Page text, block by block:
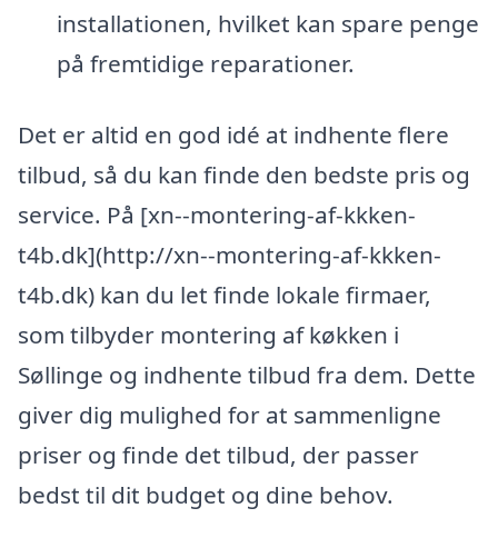
installationen, hvilket kan spare penge
på fremtidige reparationer.
Det er altid en god idé at indhente flere
tilbud, så du kan finde den bedste pris og
service. På [xn--montering-af-kkken-
t4b.dk](http://xn--montering-af-kkken-
t4b.dk) kan du let finde lokale firmaer,
som tilbyder montering af køkken i
Søllinge og indhente tilbud fra dem. Dette
giver dig mulighed for at sammenligne
priser og finde det tilbud, der passer
bedst til dit budget og dine behov.